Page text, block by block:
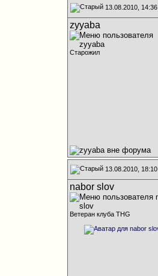
13.08.2010, 14:36
zyyaba
Старожил
13.08.2010, 18:10
nabor slov
Ветеран клуба THG